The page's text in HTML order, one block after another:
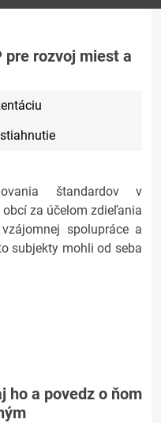
pre rozvoj miest a
štandardov v
za účelom zdieľania
spolupráce a
subjekty mohli od seba
ho a povedz o ňom